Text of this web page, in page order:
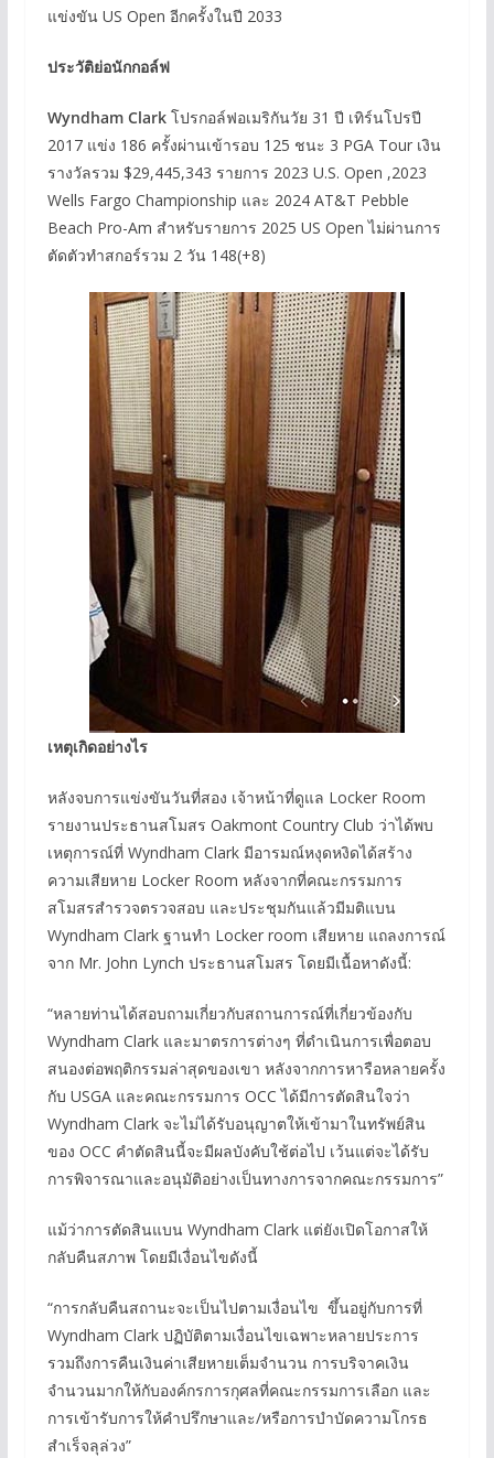
แข่งขัน US Open อีกครั้งในปี 2033
ประวัติย่อนักกอล์ฟ
Wyndham Clark โปรกอล์ฟอเมริกันวัย 31 ปี เทิร์นโปรปี
2017 แข่ง 186 ครั้งผ่านเข้ารอบ 125 ชนะ 3 PGA Tour เงิน
รางวัลรวม $29,445,343 รายการ 2023 U.S. Open ,2023
Wells Fargo Championship และ 2024 AT&T Pebble
Beach Pro-Am สำหรับรายการ 2025 US Open ไม่ผ่านการ
ตัดตัวทำสกอร์รวม 2 วัน 148(+8)
เหตุเกิดอย่างไร
หลังจบการแข่งขันวันที่สอง เจ้าหน้าที่ดูแล Locker Room
รายงานประธานสโมสร Oakmont Country Club ว่าได้พบ
เหตุการณ์ที่ Wyndham Clark มีอารมณ์หงุดหงิดได้สร้าง
ความเสียหาย Locker Room หลังจากที่คณะกรรมการ
สโมสรสำรวจตรวจสอบ และประชุมกันแล้วมีมติแบน
Wyndham Clark ฐานทำ Locker room เสียหาย แถลงการณ์
จาก Mr. John Lynch ประธานสโมสร โดยมีเนื้อหาดังนี้:
“หลายท่านได้สอบถามเกี่ยวกับสถานการณ์ที่เกี่ยวข้องกับ
Wyndham Clark และมาตรการต่างๆ ที่ดำเนินการเพื่อตอบ
สนองต่อพฤติกรรมล่าสุดของเขา หลังจากการหารือหลายครั้ง
กับ USGA และคณะกรรมการ OCC ได้มีการตัดสินใจว่า
Wyndham Clark จะไม่ได้รับอนุญาตให้เข้ามาในทรัพย์สิน
ของ OCC คำตัดสินนี้จะมีผลบังคับใช้ต่อไป เว้นแต่จะได้รับ
การพิจารณาและอนุมัติอย่างเป็นทางการจากคณะกรรมการ”
แม้ว่าการตัดสินแบน Wyndham Clark แต่ยังเปิดโอกาสให้
กลับคืนสภาพ โดยมีเงื่อนไขดังนี้
“การกลับคืนสถานะจะเป็นไปตามเงื่อนไข ขึ้นอยู่กับการที่
Wyndham Clark ปฏิบัติตามเงื่อนไขเฉพาะหลายประการ
รวมถึงการคืนเงินค่าเสียหายเต็มจำนวน การบริจาคเงิน
จำนวนมากให้กับองค์กรการกุศลที่คณะกรรมการเลือก และ
การเข้ารับการให้คำปรึกษาและ/หรือการบำบัดความโกรธ
สำเร็จลุล่วง”